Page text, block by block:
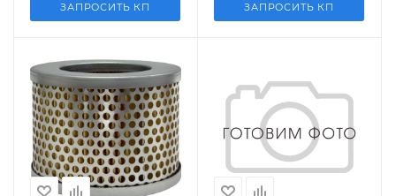
ЗАПРОСИТЬ КП ЗАПРОСИТЬ КП